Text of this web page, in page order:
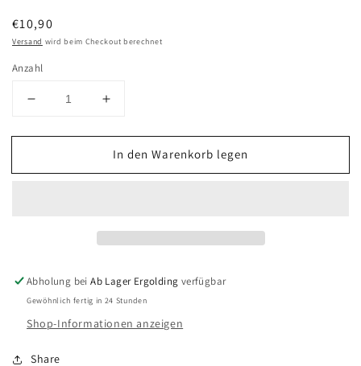
Normaler
Preis
€10,90
Versand wird beim Checkout berechnet
Anzahl
Verringere
Menge
Laerdal
für
Erwachsene
Erhöhe
Menge
für
Laerdal
für
Erwachsene
In den Warenkorb legen
Abholung beiAb Lager Ergolding verfügbar
Gewöhnlich fertig in 24 Stunden
Shop-Informationen anzeigen
Share